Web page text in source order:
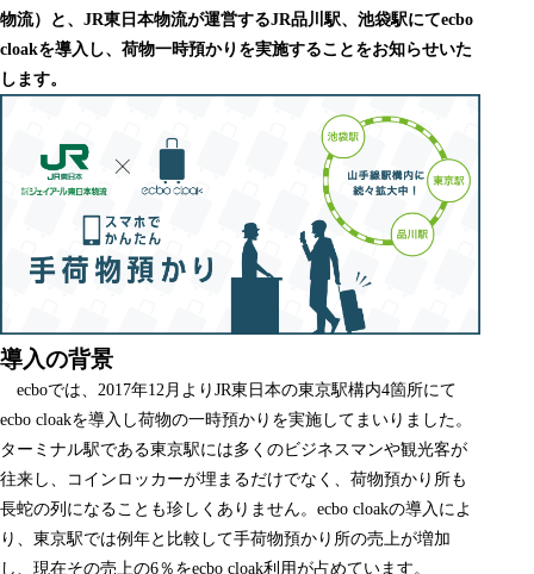
物流）と、JR東日本物流が運営するJR品川駅、池袋駅にてecbo
cloakを導入し、荷物一時預かりを実施することをお知らせいた
します。
導入の背景
ecboでは、2017年12月よりJR東日本の東京駅構内4箇所にて
ecbo cloakを導入し荷物の一時預かりを実施してまいりました。
ターミナル駅である東京駅には多くのビジネスマンや観光客が
往来し、コインロッカーが埋まるだけでなく、荷物預かり所も
長蛇の列になることも珍しくありません。ecbo cloakの導入によ
り、東京駅では例年と比較して手荷物預かり所の売上が増加
し、現在その売上の6％をecbo cloak利用が占めています。